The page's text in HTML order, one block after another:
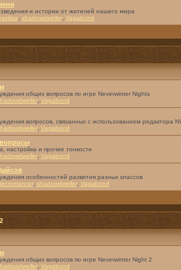
и истории от жителей нашего мира
, shadowdweller, Vagabond
общих вопросов по игре Neverwinter Nights
, Vagabond
вопросов, связанных с использованием редактора
, Vagabond
настройка и прочие тонкости
, Vagabond
особенностей развития разных классов
, shadowdweller, Vagabond
общих вопросов по игре Neverwinter Night 2
, Vagabond